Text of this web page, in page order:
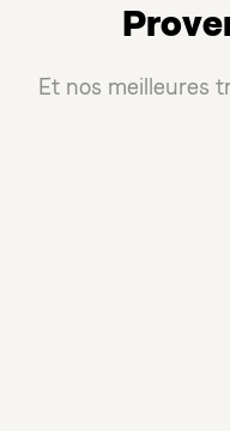
Et nos meilleures